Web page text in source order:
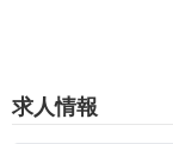
求人情報